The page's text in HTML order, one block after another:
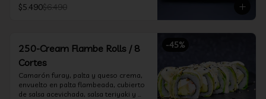
$5.490$6.490
-45%
250-Cream Flambe Rolls / 8
Cortes
Camarón furay, palta y queso crema,
envuelto en palta flambeada, cubierto
de salsa acevichada, salsa teriyaki y